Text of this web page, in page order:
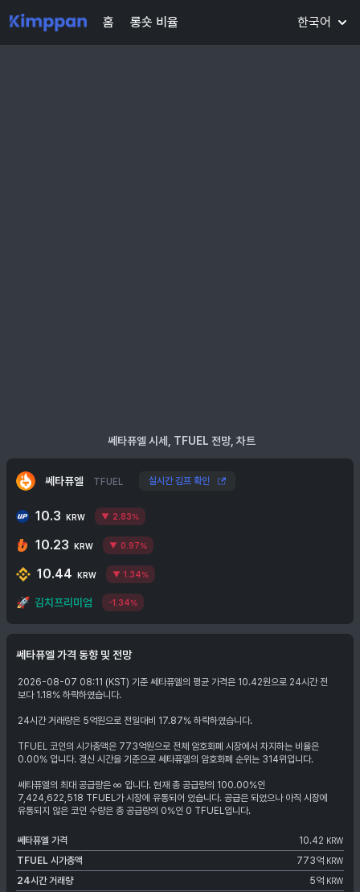
홈 롱숏 비율 한국어
쎄타퓨엘 시세, TFUEL 전망, 차트
쎄타퓨엘 TFUEL 실시간 김프 확인
10.3 KRW 2.83%
10.23 KRW 0.97%
10.44 KRW 1.34%
🚀 김치프리미엄 -1.34%
쎄타퓨엘 가격 동향 및 전망
2026-08-07 08:11 (KST) 기준 쎄타퓨엘의 평균 가격은 10.42원으로 24시간 전
보다 1.18% 하락하였습니다.
24시간 거래량은 5억원으로 전일대비 17.87% 하락하였습니다.
TFUEL 코인의 시가총액은 773억원으로 전체 암호화폐 시장에서 차지하는 비율은
0.00% 입니다. 갱신 시간을 기준으로 쎄타퓨엘의 암호화폐 순위는 314위입니다.
쎄타퓨엘의 최대 공급량은 ∞ 입니다. 현재 총 공급량의 100.00%인
7,424,622,518 TFUEL가 시장에 유통되어 있습니다. 공급은 되었으나 아직 시장에
유통되지 않은 코인 수량은 총 공급량의 0%인 0 TFUEL입니다.
쎄타퓨엘 가격 10.42 KRW
TFUEL 시가총액 773억 KRW
24시간 거래량 5억 KRW